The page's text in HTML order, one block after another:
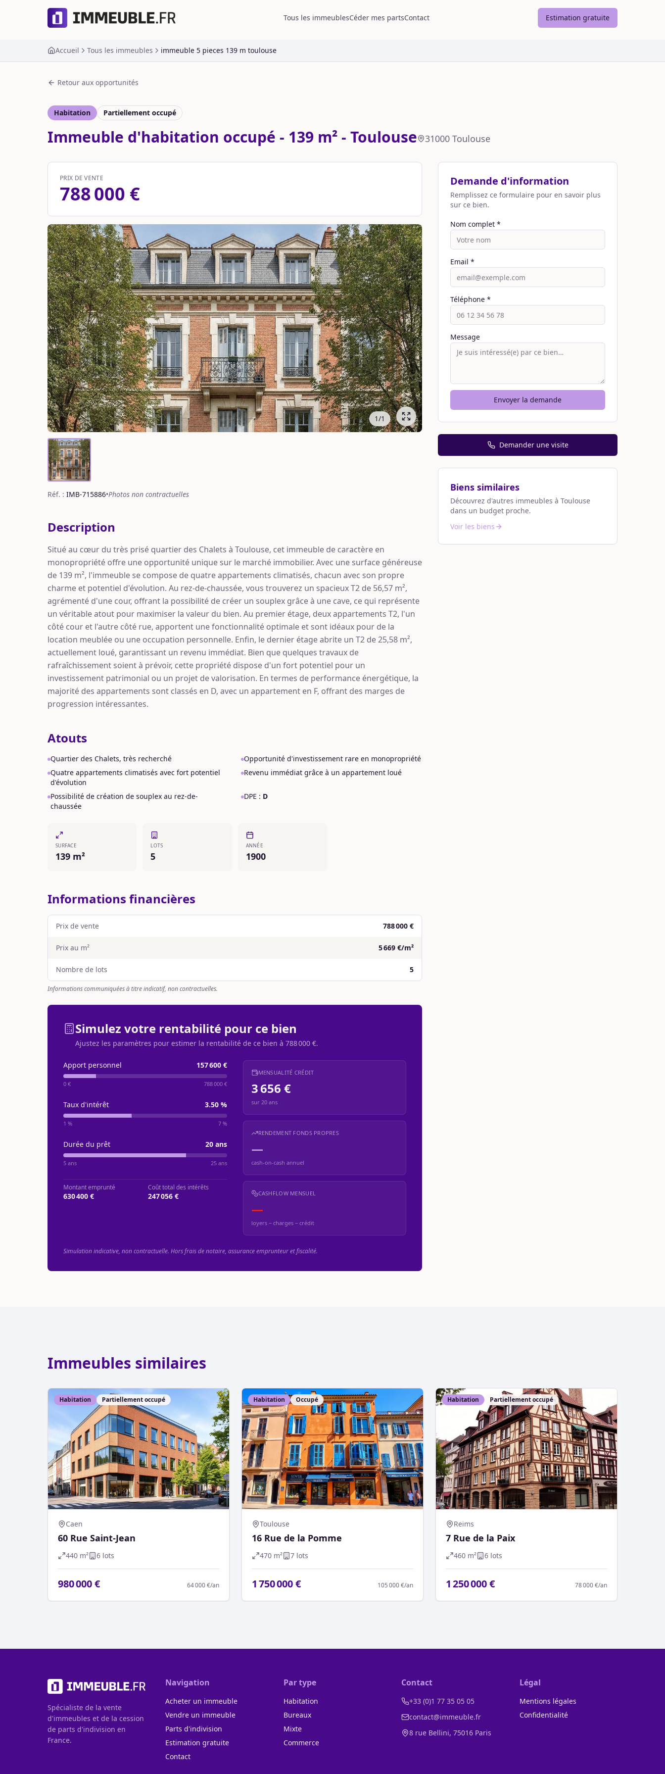
Tous les immeublesCéder mes partsContact Estimation gratuite
Accueil Tous les immeubles immeuble 5 pieces 139 m toulouse
Retour aux opportunités
Habitation Partiellement occupé
Immeuble d'habitation occupé - 139 m² - Toulouse 31000 Toulouse
PRIX DE VENTE
788 000 €
1/1
Réf. : IMB-715886•Photos non contractuelles
Description
Situé au cœur du très prisé quartier des Chalets à Toulouse, cet immeuble de caractère en
monopropriété offre une opportunité unique sur le marché immobilier. Avec une surface généreuse
de 139 m², l'immeuble se compose de quatre appartements climatisés, chacun avec son propre
charme et potentiel d'évolution. Au rez-de-chaussée, vous trouverez un spacieux T2 de 56,57 m²,
agrémenté d'une cour, offrant la possibilité de créer un souplex grâce à une cave, ce qui représente
un véritable atout pour maximiser la valeur du bien. Au premier étage, deux appartements T2, l'un
côté cour et l'autre côté rue, apportent une fonctionnalité optimale et sont idéaux pour de la
location meublée ou une occupation personnelle. Enfin, le dernier étage abrite un T2 de 25,58 m²,
actuellement loué, garantissant un revenu immédiat. Bien que quelques travaux de
rafraîchissement soient à prévoir, cette propriété dispose d'un fort potentiel pour un
investissement patrimonial ou un projet de valorisation. En termes de performance énergétique, la
majorité des appartements sont classés en D, avec un appartement en F, offrant des marges de
progression intéressantes.
Atouts
Quartier des Chalets, très recherché
Opportunité d'investissement rare en monopropriété
Quatre appartements climatisés avec fort potentiel
d'évolution
Revenu immédiat grâce à un appartement loué
Possibilité de création de souplex au rez-de-
chaussée
DPE : D
SURFACE
139 m²
LOTS
5
ANNÉE
1900
Informations financières
Prix de vente 788 000 €
Prix au m² 5 669 €/m²
Nombre de lots 5
Informations communiquées à titre indicatif, non contractuelles.
Simulez votre rentabilité pour ce bien
Ajustez les paramètres pour estimer la rentabilité de ce bien à 788 000 €.
Apport personnel 157 600 €
0 € 788 000 €
Taux d'intérêt 3.50%
1 % 7 %
Durée du prêt 20ans
5 ans 25 ans
Montant emprunté
630 400 €
Coût total des intérêts
247 056 €
MENSUALITÉ CRÉDIT
3 656 €
sur 20ans
RENDEMENT FONDS PROPRES
—
cash-on-cash annuel
CASHFLOW MENSUEL
—
loyers − charges − crédit
Simulation indicative, non contractuelle. Hors frais de notaire, assurance emprunteur et fiscalité.
Demande d'information
Remplissez ce formulaire pour en savoir plus
sur ce bien.
Nom complet *
Email *
Téléphone *
Message
Envoyer la demande
Demander une visite
Biens similaires
Découvrez d'autres immeubles àToulouse
dans un budget proche.
Voir les biens
Immeubles similaires
Habitation Partiellement occupé
Caen
60 Rue Saint-Jean
440 m² 6 lots
980 000 € 64 000 €/an
Habitation Occupé
Toulouse
16 Rue de la Pomme
470 m² 7 lots
1 750 000 € 105 000 €/an
Habitation Partiellement occupé
Reims
7 Rue de la Paix
460 m² 6 lots
1 250 000 € 78 000 €/an
Spécialiste de la vente
d'immeubles et de la cession
de parts d'indivision en
France.
Navigation
Acheter un immeuble
Vendre un immeuble
Parts d'indivision
Estimation gratuite
Contact
Par type
Habitation
Bureaux
Mixte
Commerce
Contact
+33 (0)1 77 35 05 05
contact@immeuble.fr
8 rue Bellini, 75016 Paris
Légal
Mentions légales
Confidentialité